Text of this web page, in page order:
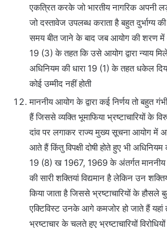
एकत्रित करके जो भारतीय नागरिक अपनी
जो दस्तावेज उपलब्ध कराता है बहुत दुर्भाग्य
समय बीत जाने के बाद जब आयोग की शरण में
19 (3) के तहत कि उसे आयोग द्वारा न्याय
अधिनियम की धारा 19 (1) के तहत धकेल
कोई उम्मीद नहीं होती
माननीय आयोग के द्वारा कई निर्णय तो बहुत
हैं जिससे व्यक्ति भूमाफिया भ्रष्टाचारियों के
दांव पर लगाकर राज्य मुख्य सूचना आयोग में
आते हैं किंतु विपक्षी दोषी होते हुए भी
19 (8) ख 1967, 1969 के अंतर्गत माननीय
की सारी शक्तियां विद्यमान है लेकिन उन
किया जाता है जिससे भ्रष्टाचारियों के
एक्टिविस्ट उनके आगे कमजोर हो जाते हैं यहां
भ्रष्टाचार के चलते हुए भ्रष्टाचारियों